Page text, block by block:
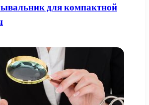
для компактной